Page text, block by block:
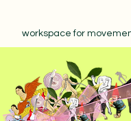
workspace for